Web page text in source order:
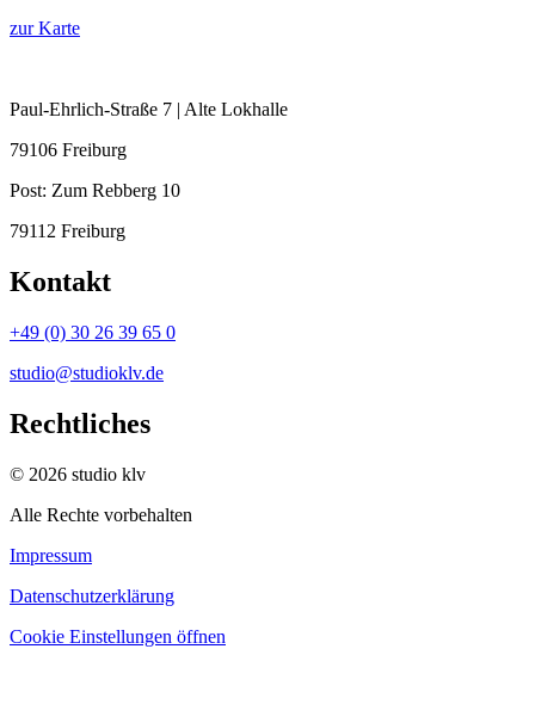
zur Karte
Paul-Ehrlich-Straße 7 | Alte Lokhalle
79106 Freiburg
Post: Zum Rebberg 10
79112 Freiburg
Kontakt
+49 (0) 30 26 39 65 0
studio@studioklv.de
Rechtliches
© 2026 studio klv
Alle Rechte vorbehalten
Impressum
Datenschutzerklärung
Cookie Einstellungen öffnen